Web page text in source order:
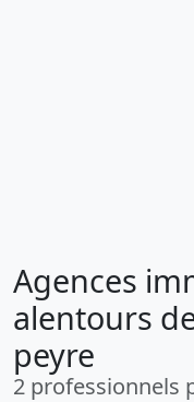
Agences
alentours
peyre
2 professionnels